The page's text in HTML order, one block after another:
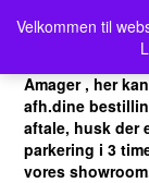
content
Velkommen til
Velkommen her i
Place4music`s
Vores
Amager , her
afh.dine
aftale, husk der
parkering i 3
vores